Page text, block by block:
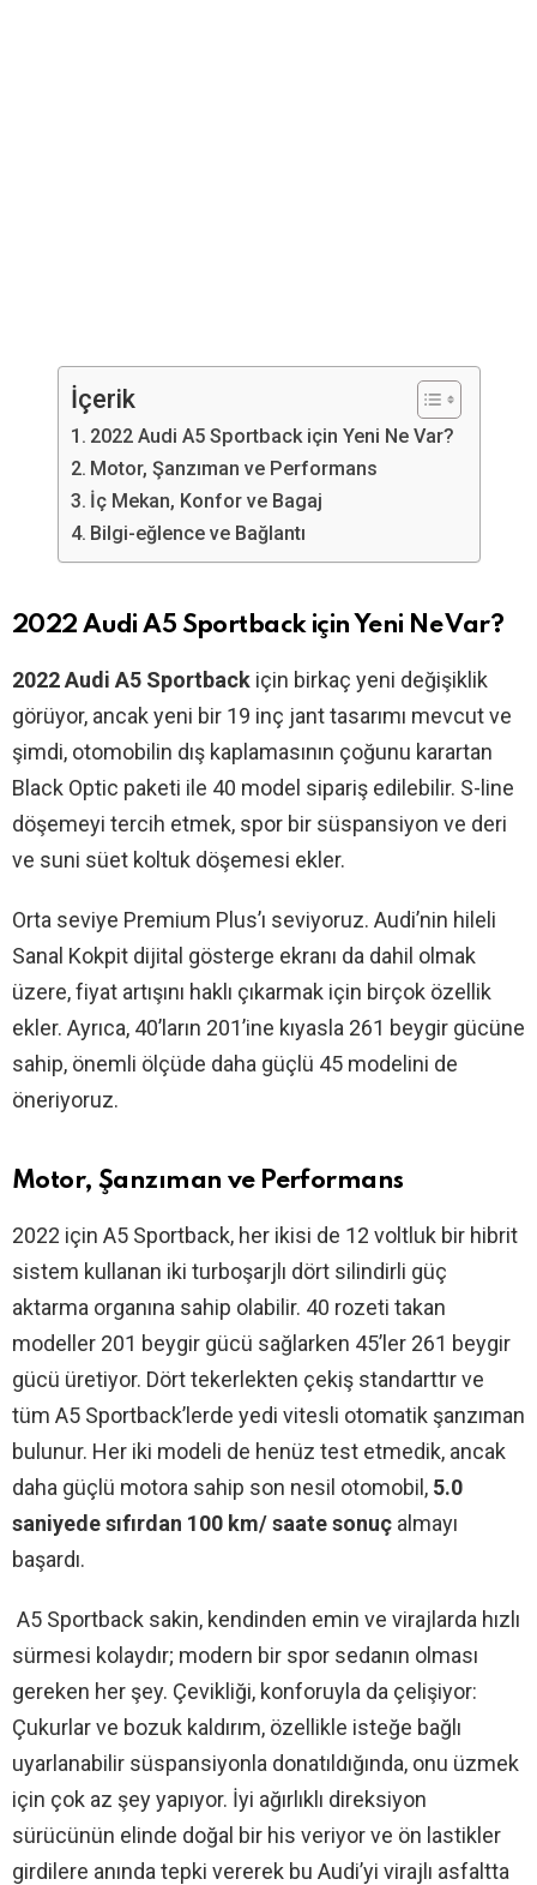
İçerik
2022 Audi A5 Sportback için Yeni Ne Var?
Motor, Şanzıman ve Performans
İç Mekan, Konfor ve Bagaj
Bilgi-eğlence ve Bağlantı
2022 Audi A5 Sportback için Yeni Ne Var?
2022 Audi A5 Sportback için birkaç yeni değişiklik
görüyor, ancak yeni bir 19 inç jant tasarımı mevcut ve
şimdi, otomobilin dış kaplamasının çoğunu karartan
Black Optic paketi ile 40 model sipariş edilebilir. S-line
döşemeyi tercih etmek, spor bir süspansiyon ve deri
ve suni süet koltuk döşemesi ekler.
Orta seviye Premium Plus’ı seviyoruz. Audi’nin hileli
Sanal Kokpit dijital gösterge ekranı da dahil olmak
üzere, fiyat artışını haklı çıkarmak için birçok özellik
ekler. Ayrıca, 40’ların 201’ine kıyasla 261 beygir gücüne
sahip, önemli ölçüde daha güçlü 45 modelini de
öneriyoruz.
Motor, Şanzıman ve Performans
2022 için A5 Sportback, her ikisi de 12 voltluk bir hibrit
sistem kullanan iki turboşarjlı dört silindirli güç
aktarma organına sahip olabilir. 40 rozeti takan
modeller 201 beygir gücü sağlarken 45’ler 261 beygir
gücü üretiyor. Dört tekerlekten çekiş standarttır ve
tüm A5 Sportback’lerde yedi vitesli otomatik şanzıman
bulunur. Her iki modeli de henüz test etmedik, ancak
daha güçlü motora sahip son nesil otomobil, 5.0
saniyede sıfırdan 100 km/ saate sonuç almayı
başardı.
A5 Sportback sakin, kendinden emin ve virajlarda hızlı
sürmesi kolaydır; modern bir spor sedanın olması
gereken her şey. Çevikliği, konforuyla da çelişiyor:
Çukurlar ve bozuk kaldırım, özellikle isteğe bağlı
uyarlanabilir süspansiyonla donatıldığında, onu üzmek
için çok az şey yapıyor. İyi ağırlıklı direksiyon
sürücünün elinde doğal bir his veriyor ve ön lastikler
girdilere anında tepki vererek bu Audi’yi virajlı asfaltta